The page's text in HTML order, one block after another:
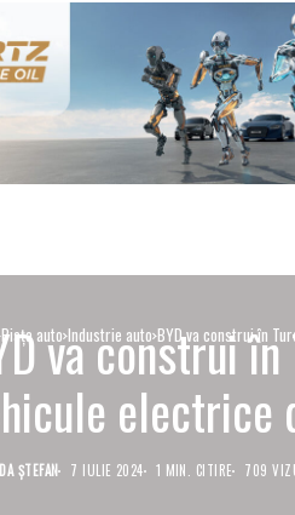
Piaţa auto Industrie auto BYD va construi în
va construi
electrice
ȘTEFAN 7 IULIE 2024 1 MIN. CITIRE 709